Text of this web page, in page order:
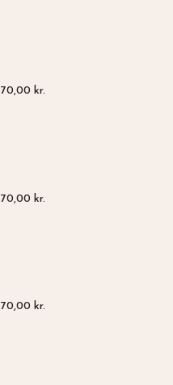
70,00 kr.
70,00 kr.
70,00 kr.